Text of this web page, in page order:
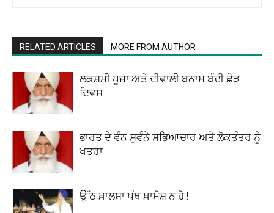
RELATED ARTICLES MORE FROM AUTHOR
ਲਕਸ਼ਮੀ ਪੂਜਾ ਅਤੇ ਦੀਵਾਲੀ ਬਨਾਮ ਬੰਦੀ ਛੋੜ
ਦਿਵਸ
ਭਾਰਤ ਦੇ ਵੰਨ ਸੁਵੰਨੇ ਸਭਿਆਚਾਰ ਅਤੇ ਲੋਕਤੰਤਰ ਨੂੰ
ਖਤਰਾ
ਉੱਠ ਖ਼ਾਲਸਾ ਪੰਥ ਖ਼ਾਮੋਸ਼ ਨ ਹੋ !